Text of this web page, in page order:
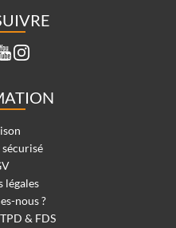
légales
nous ?
& FDS